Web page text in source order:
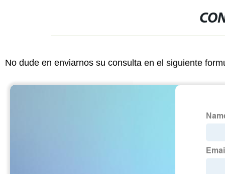
No dude en enviarnos su consulta en el siguiente